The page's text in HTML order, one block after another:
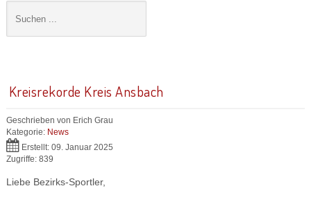
Kreisrekorde Kreis Ansbach
Geschrieben von Erich Grau
Kategorie: News
Erstellt: 09. Januar 2025
Zugriffe: 839
Liebe Bezirks-Sportler,